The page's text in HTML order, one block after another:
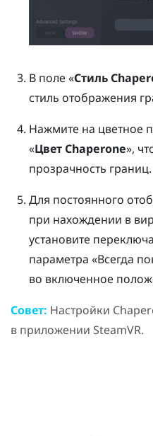
В поле «Стиль
стиль отображения
Нажмите на цветное
«Цвет Chaperone»,
прозрачность границ.
Для постоянного
при нахождении в
установите
параметра «Всегда
во включенное
Совет: Настройки
в приложении SteamVR.